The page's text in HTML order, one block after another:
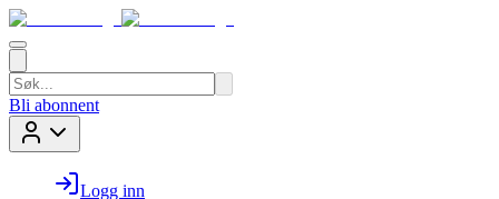
Bli abonnent
Logg inn